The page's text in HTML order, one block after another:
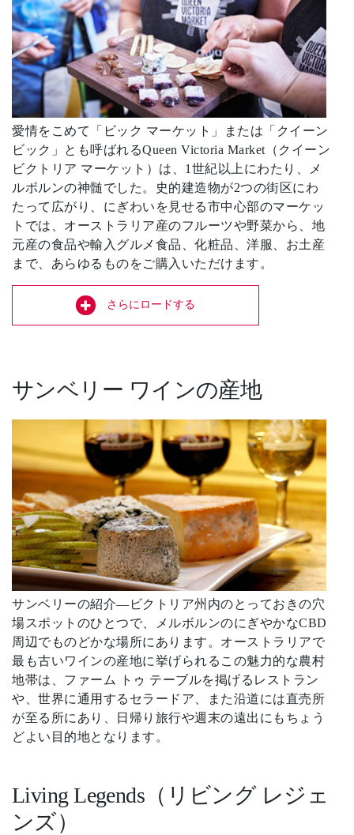
愛情をこめて「ビック マーケット」または「クイーン
ビック」とも呼ばれるQueen Victoria Market（クイーン
ビクトリア マーケット）は、1世紀以上にわたり、メ
ルボルンの神髄でした。史的建造物が2つの街区にわ
たって広がり、にぎわいを見せる市中心部のマーケッ
トでは、オーストラリア産のフルーツや野菜から、地
元産の食品や輸入グルメ食品、化粧品、洋服、お土産
まで、あらゆるものをご購入いただけます。
さらにロードする
サンベリー ワインの産地
サンベリーの紹介―ビクトリア州内のとっておきの穴
場スポットのひとつで、メルボルンのにぎやかなCBD
周辺でものどかな場所にあります。オーストラリアで
最も古いワインの産地に挙げられるこの魅力的な農村
地帯は、ファーム トゥ テーブルを掲げるレストラン
や、世界に通用するセラードア、また沿道には直売所
が至る所にあり、日帰り旅行や週末の遠出にもちょう
どよい目的地となります。
Living Legends（リビング レジェ
ンズ）